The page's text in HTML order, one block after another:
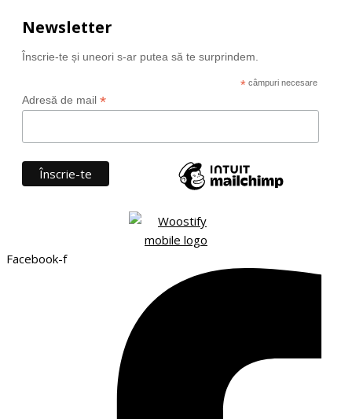
Newsletter
Înscrie-te și uneori s-ar putea să te surprindem.
* câmpuri necesare
Adresă de mail *
Facebook-f